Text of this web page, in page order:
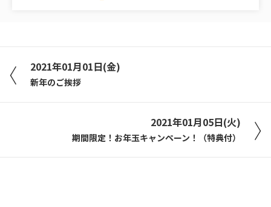
2021年01月01日(金)
新年のご挨拶
2021年01月05日(火)
期間限定！お年玉キャンペーン！（特典付）